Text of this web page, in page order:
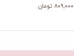
۸۰۹,۰۰۰ تومان